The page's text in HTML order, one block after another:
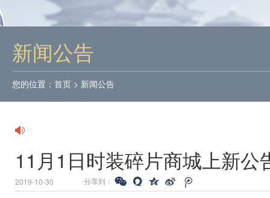
网易游戏
我的足迹：
新闻公告
您的位置： 首页 > 新闻公告
11月1日时装碎片商城上新公
2019-10-30 分享到：